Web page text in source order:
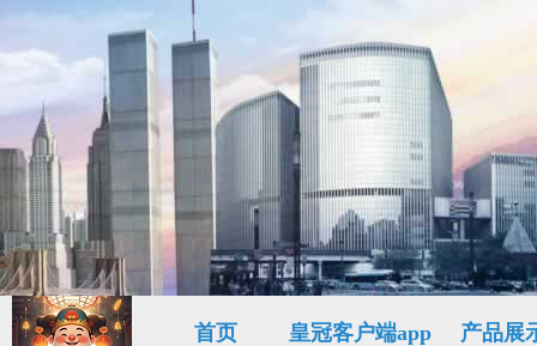
首页 皇冠客户端app 产品展